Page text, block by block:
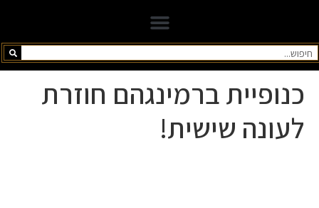
כנופיית ברמינגהם חוזרת
לעונה שישית!